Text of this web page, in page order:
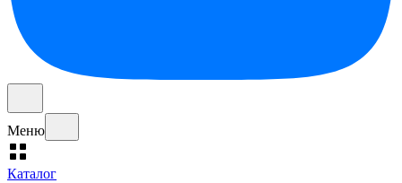
Меню
Каталог